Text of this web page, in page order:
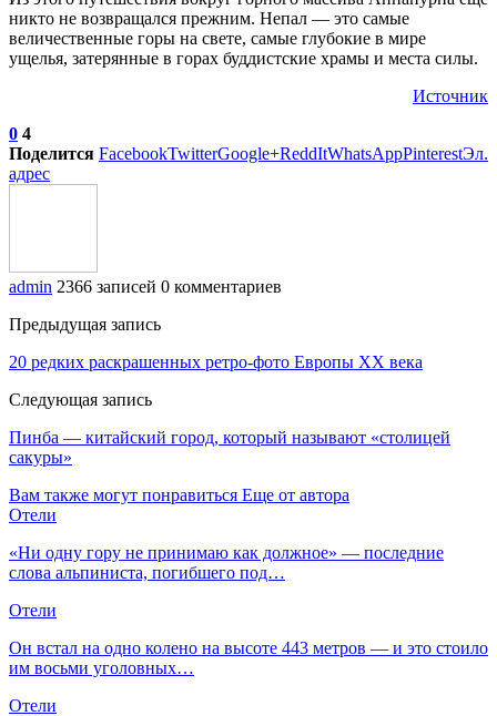
никто не возвращался прежним. Непал — это самые
величественные горы на свете, самые глубокие в мире
ущелья, затерянные в горах буддистские храмы и места силы.
Источник
0 4
Поделится FacebookTwitterGoogle+ReddItWhatsAppPinterestЭл.
адрес
admin 2366 записей 0 комментариев
Предыдущая запись
20 редких раскрашенных ретро-фото Европы XX века
Следующая запись
Пинба — китайский город, который называют «столицей
сакуры»
Вам также могут понравиться Еще от автора
Отели
«Ни одну гору не принимаю как должное» — последние
слова альпиниста, погибшего под…
Отели
Он встал на одно колено на высоте 443 метров — и это стоило
им восьми уголовных…
Отели